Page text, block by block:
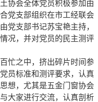
协会全体党员积极参加由
党支部组织在市工经联会
党支部书记苏宝艳主持，
况，并对党员的民主测评
之中，挤出碎片时间参
员标准和测评要求，认真
想，尤其是五金门窗协会
大家进行交流，认真剖析